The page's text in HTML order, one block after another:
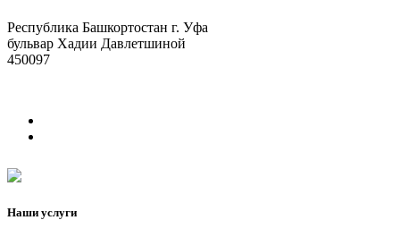
Республика Башкортостан г. Уфа
бульвар Хадии Давлетшиной
450097
Наши услуги